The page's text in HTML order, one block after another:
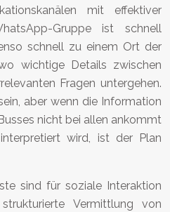
mit effektiver
Gruppe ist schnell
schnell zu einem Ort der
wichtige Details zwischen
Fragen untergehen.
aber wenn die Information
nicht bei allen ankommt
wird, ist der Plan
sind für soziale Interaktion
Vermittlung von